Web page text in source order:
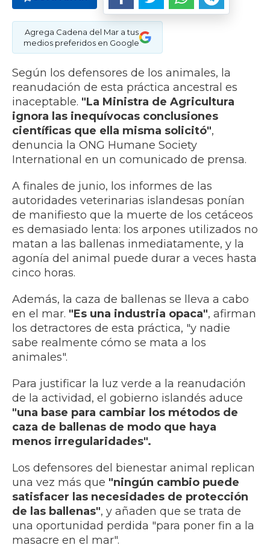
Agrega Cadena del Mar a tus
medios preferidos en Google
Según los defensores de los animales, la
reanudación de esta práctica ancestral es
inaceptable. "La Ministra de Agricultura
ignora las inequívocas conclusiones
científicas que ella misma solicitó",
denuncia la ONG Humane Society
International en un comunicado de prensa.
A finales de junio, los informes de las
autoridades veterinarias islandesas ponían
de manifiesto que la muerte de los cetáceos
es demasiado lenta: los arpones utilizados no
matan a las ballenas inmediatamente, y la
agonía del animal puede durar a veces hasta
cinco horas.
Además, la caza de ballenas se lleva a cabo
en el mar. "Es una industria opaca", afirman
los detractores de esta práctica, "y nadie
sabe realmente cómo se mata a los
animales".
Para justificar la luz verde a la reanudación
de la actividad, el gobierno islandés aduce
"una base para cambiar los métodos de
caza de ballenas de modo que haya
menos irregularidades".
Los defensores del bienestar animal replican
una vez más que "ningún cambio puede
satisfacer las necesidades de protección
de las ballenas", y añaden que se trata de
una oportunidad perdida "para poner fin a la
masacre en el mar".